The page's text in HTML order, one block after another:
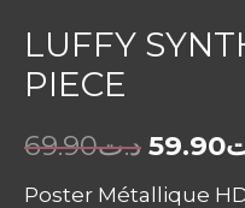
LUFFY
PIECE
د.ت69.90 59.90
Poster Métallique